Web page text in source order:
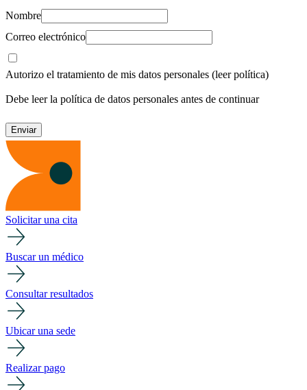
Nombre
Correo electrónico
Autorizo el tratamiento de mis datos personales (leer política)
Debe leer la política de datos personales antes de continuar
Solicitar una cita
Buscar un médico
Consultar resultados
Ubicar una sede
Realizar pago